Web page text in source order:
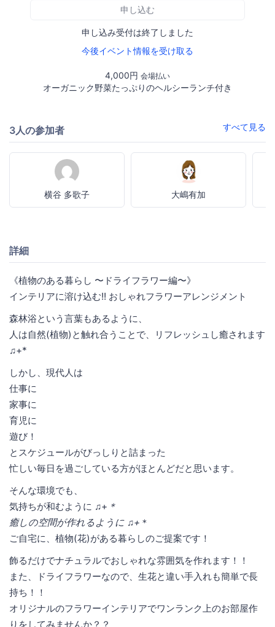
申し込む
申し込み受付は終了しました
今後イベント情報を受け取る
4,000円 会場払い
オーガニック野菜たっぷりのヘルシーランチ付き
3人の参加者 すべて見る
横谷 多歌子 大嶋有加
詳細
《植物のある暮らし 〜ドライフラワー編〜》
インテリアに溶け込む!! おしゃれフラワーアレンジメント
森林浴という言葉もあるように、
人は自然(植物)と触れ合うことで、リフレッシュし癒されます
♫+*
しかし、現代人は
仕事に
家事に
育児に
遊び！
とスケジュールがびっしりと詰まった
忙しい毎日を過ごしている方がほとんどだと思います。
そんな環境でも、
気持ちが和むように ♫+ ＊
癒しの空間が作れるように ♫+ ＊
ご自宅に、植物(花)がある暮らしのご提案です！
飾るだけでナチュラルでおしゃれな雰囲気を作れます！！
また、ドライフラワーなので、生花と違い手入れも簡単で長
持ち！！
オリジナルのフラワーインテリアでワンランク上のお部屋作
りをしてみませんか？？